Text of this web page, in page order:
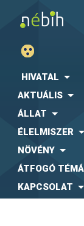
HIVATAL
AKTUÁLIS
ÁLLAT
ÉLELMISZER
NÖVÉNY
ÁTFOGÓ
KAPCSOLAT